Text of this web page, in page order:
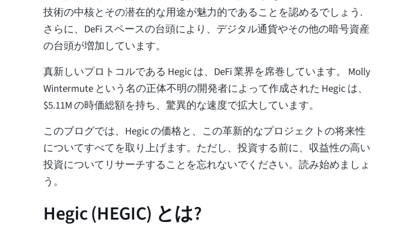
技術の中核とその潜在的な用途が魅力的であることを認めるでしょう.
さらに、DeFi スペースの台頭により、デジタル通貨やその他の暗号資産
の台頭が増加しています。
真新しいプロトコルである Hegic は、DeFi 業界を席巻しています。 Molly
Wintermute という名の正体不明の開発者によって作成された Hegic は、
$5.11M の時価総額を持ち、驚異的な速度で拡大しています。
このブログでは、Hegic の価格と、この革新的なプロジェクトの将来性
についてすべてを取り上げます。ただし、投資する前に、収益性の高い
投資についてリサーチすることを忘れないでください。読み始めましょ
う。
Hegic (HEGIC) とは?